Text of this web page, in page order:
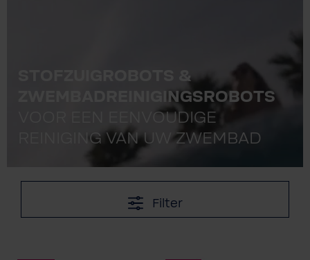
STOFZUIGROBOTS &
ZWEMBADREINIGINGSROBOTS
VOOR EEN EENVOUDIGE
REINIGING VAN UW ZWEMBAD
Filter